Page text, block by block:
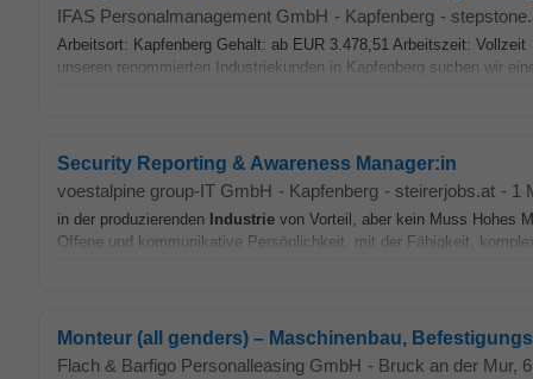
IFAS Personalmanagement GmbH - Kapfenberg -
Arbeitsort: Kapfenberg Gehalt: ab EUR 3.478,51 Arbeitszeit:
unseren renommierten Industriekunden in Kapfenberg suchen wir
Security Reporting & Awareness Manager:in
voestalpine group-IT GmbH - Kapfenberg - steirerjobs.at - 1
in der produzierenden Industrie von Vorteil, aber kein Muss Hohes
Offene und kommunikative Persönlichkeit, mit der Fähigkeit,
Monteur (all genders) – Maschinenbau,
Flach & Barfigo Personalleasing GmbH - Bruck an der Mur,